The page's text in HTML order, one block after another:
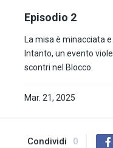
Episodio 2
La misa è minacciata
Intanto, un evento
scontri nel Blocco.
Mar. 21, 2025
Condividi 0